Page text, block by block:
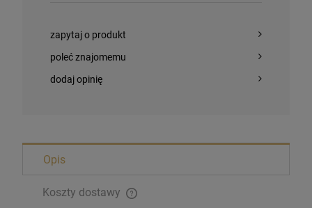
Magnesy religijne Kardynał Stefan
Wyszyński
26,00 zł
zapytaj o produkt
poleć znajomemu
dodaj opinię
Opis
Koszty dostawy